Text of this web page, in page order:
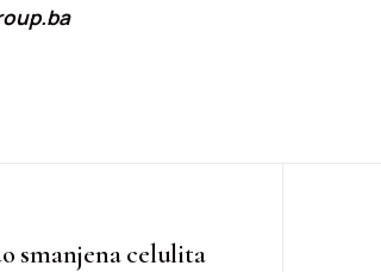
smanjena celulita